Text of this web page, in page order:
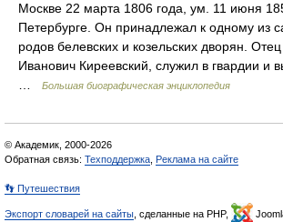
Москве 22 марта 1806 года, ум. 11 июня
Петербурге. Он принадлежал к одному из
родов белевских и козельских дворян.
Иванович Киреевский, служил в гвардии и
Большая биографическая энциклопедия
© Академик, 2000-2026
Обратная связь: Техподдержка Реклама на сайте
👣 Путешествия
Экспорт словарей на сайты , сделанные на PHP,